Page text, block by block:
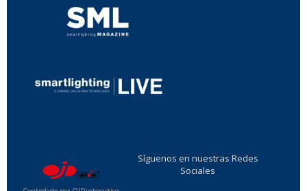
Síguenos en nuestras Redes
Sociales